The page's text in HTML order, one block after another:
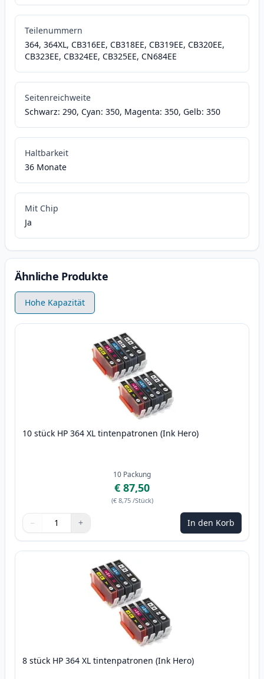
Teilenummern
364, 364XL, CB316EE, CB318EE, CB319EE, CB320EE,
CB323EE, CB324EE, CB325EE, CN684EE
Seitenreichweite
Schwarz: 290, Cyan: 350, Magenta: 350, Gelb: 350
Haltbarkeit
36 Monate
Mit Chip
Ja
Ähnliche Produkte
Hohe Kapazität
10 stück HP 364 XL tintenpatronen (Ink Hero)
10 Packung
€ 87,50
(€ 8,75 /Stück)
Menge
Verwenden Sie die Tasten, um anzupassen
− +
Menge 1 In den Korb
8 stück HP 364 XL tintenpatronen (Ink Hero)